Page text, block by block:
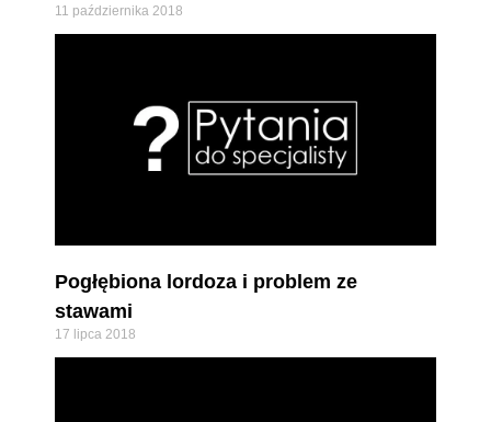
11 października 2018
Pogłębiona lordoza i problem ze
stawami
17 lipca 2018